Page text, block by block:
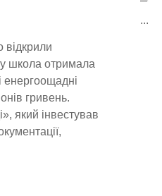
відкрили
школа отримала
енергоощадні
гривень.
який інвестував
...